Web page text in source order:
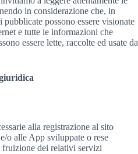
in considerazione che, in
possono essere visionate
e tutte le informazioni che
essere lette, raccolte ed usate da
alla registrazione al sito
o alle App sviluppate o rese
dei relativi servizi